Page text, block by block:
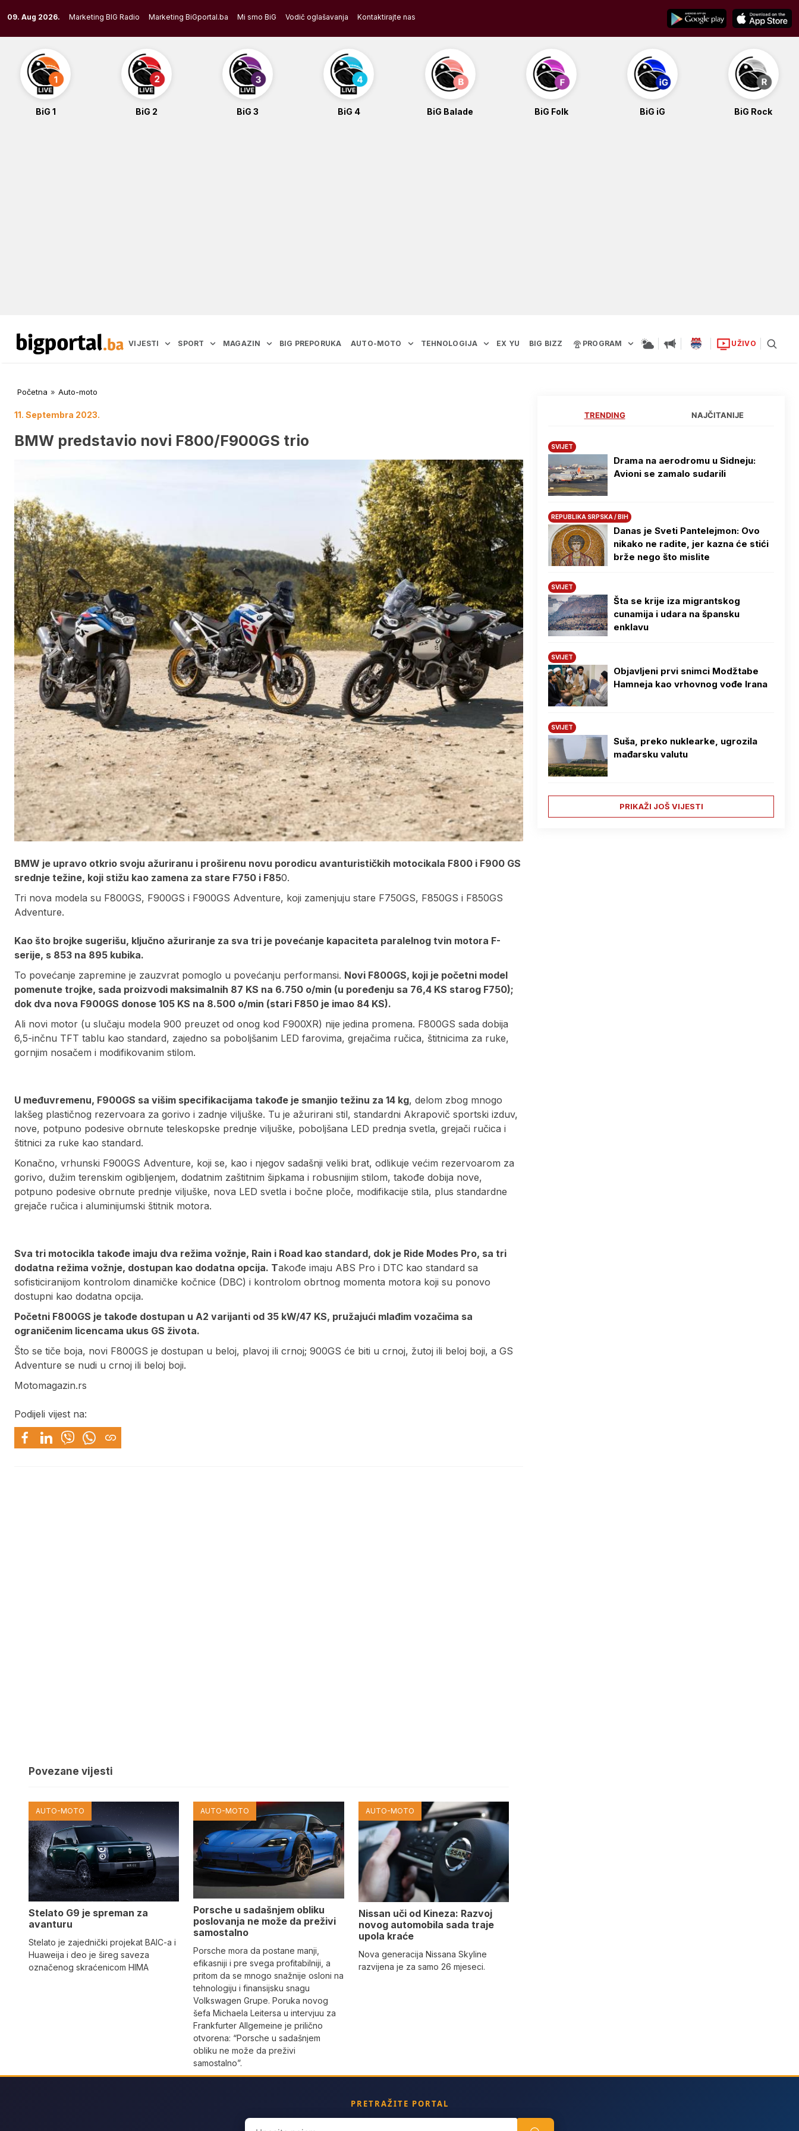
to
content
09. Aug 2026. Marketing BIG Radio Marketing BiGportal.ba Mi smo BiG Vodič oglašavanja Kontaktirajte nas
BiG 1 BiG 2 BiG 3 BiG 4 BiG Balade BiG Folk BiG iG BiG Rock
VIJESTI SPORT MAGAZIN BIG PREPORUKA AUTO-MOTO TEHNOLOGIJA EX YU BIG BIZZ PROGRAM UŽIVO
Početna » Auto-moto
11. Septembra 2023.
BMW predstavio novi F800/F900GS trio
BMW je upravo otkrio svoju ažuriranu i proširenu novu porodicu avanturističkih motocikala F800 i F900 GS
srednje težine, koji stižu kao zamena za stare F750 i F850.
Tri nova modela su F800GS, F900GS i F900GS Adventure, koji zamenjuju stare F750GS, F850GS i F850GS
Adventure.
Kao što brojke sugerišu, ključno ažuriranje za sva tri je povećanje kapaciteta paralelnog tvin motora F-
serije, s 853 na 895 kubika.
To povećanje zapremine je zauzvrat pomoglo u povećanju performansi. Novi F800GS, koji je početni model
pomenute trojke, sada proizvodi maksimalnih 87 KS na 6.750 o/min (u poređenju sa 76,4 KS starog F750);
dok dva nova F900GS donose 105 KS na 8.500 o/min (stari F850 je imao 84 KS).
Ali novi motor (u slučaju modela 900 preuzet od onog kod F900XR) nije jedina promena. F800GS sada dobija
6,5-inčnu TFT tablu kao standard, zajedno sa poboljšanim LED farovima, grejačima ručica, štitnicima za ruke,
gornjim nosačem i modifikovanim stilom.
U međuvremenu, F900GS sa višim specifikacijama takođe je smanjio težinu za 14 kg, delom zbog mnogo
lakšeg plastičnog rezervoara za gorivo i zadnje viljuške. Tu je ažurirani stil, standardni Akrapovič sportski izduv,
nove, potpuno podesive obrnute teleskopske prednje viljuške, poboljšana LED prednja svetla, grejači ručica i
štitnici za ruke kao standard.
Konačno, vrhunski F900GS Adventure, koji se, kao i njegov sadašnji veliki brat, odlikuje većim rezervoarom za
gorivo, dužim terenskim ogibljenjem, dodatnim zaštitnim šipkama i robusnijim stilom, takođe dobija nove,
potpuno podesive obrnute prednje viljuške, nova LED svetla i bočne ploče, modifikacije stila, plus standardne
grejače ručica i aluminijumski štitnik motora.
Sva tri motocikla takođe imaju dva režima vožnje, Rain i Road kao standard, dok je Ride Modes Pro, sa tri
dodatna režima vožnje, dostupan kao dodatna opcija. Takođe imaju ABS Pro i DTC kao standard sa
sofisticiranijom kontrolom dinamičke kočnice (DBC) i kontrolom obrtnog momenta motora koji su ponovo
dostupni kao dodatna opcija.
Početni F800GS je takođe dostupan u A2 varijanti od 35 kW/47 KS, pružajući mlađim vozačima sa
ograničenim licencama ukus GS života.
Što se tiče boja, novi F800GS je dostupan u beloj, plavoj ili crnoj; 900GS će biti u crnoj, žutoj ili beloj boji, a GS
Adventure se nudi u crnoj ili beloj boji.
Motomagazin.rs
Podijeli vijest na:
Povezane vijesti
AUTO-MOTO
Stelato G9 je spreman za
avanturu
Stelato je zajednički projekat BAIC-a i
Huaweija i deo je šireg saveza
označenog skraćenicom HIMA
AUTO-MOTO
Porsche u sadašnjem obliku
poslovanja ne može da preživi
samostalno
Porsche mora da postane manji,
efikasniji i pre svega profitabilniji, a
pritom da se mnogo snažnije osloni na
tehnologiju i finansijsku snagu
Volkswagen Grupe. Poruka novog
šefa Michaela Leitersa u intervjuu za
Frankfurter Allgemeine je prilično
otvorena: “Porsche u sadašnjem
obliku ne može da preživi
samostalno”.
AUTO-MOTO
Nissan uči od Kineza: Razvoj
novog automobila sada traje
upola kraće
Nova generacija Nissana Skyline
razvijena je za samo 26 mjeseci.
TRENDING NAJČITANIJE
SVIJET
Drama na aerodromu u Sidneju:
Avioni se zamalo sudarili
REPUBLIKA SRPSKA / BIH
Danas je Sveti Pantelejmon: Ovo
nikako ne radite, jer kazna će stići
brže nego što mislite
SVIJET
Šta se krije iza migrantskog
cunamija i udara na špansku
enklavu
SVIJET
Objavljeni prvi snimci Modžtabe
Hamneja kao vrhovnog vođe Irana
SVIJET
Suša, preko nuklearke, ugrozila
mađarsku valutu
PRIKAŽI JOŠ VIJESTI
PRETRAŽITE PORTAL
Search